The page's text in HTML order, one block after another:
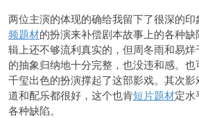
两位主演的体现的确给我留下了很深的
频题材的扮演来补偿剧本故事上的各种
辑上还不够流利真实的，但周冬雨和易
的抽象归纳地十分完整，也没违和感。
千玺出色的扮演撑起了这部影戏。其次
道和配乐都很好，这个也肯短片题材定水
各种缺陷。